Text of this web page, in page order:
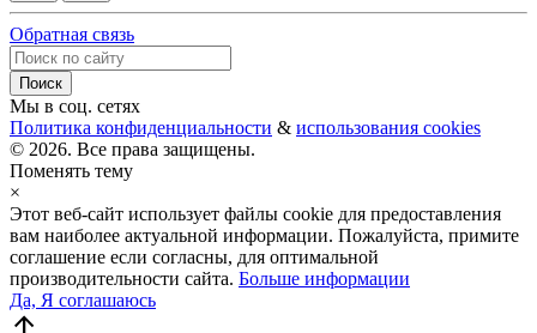
Обратная связь
Мы в соц. сетях
Политика конфиденциальности & использования cookies
© 2026. Все права защищены.
Поменять тему
×
Этот веб-сайт использует файлы cookie для предоставления
вам наиболее актуальной информации. Пожалуйста, примите
соглашение если согласны, для оптимальной
производительности сайта. Больше информации
Да, Я соглашаюсь
arrow_upward